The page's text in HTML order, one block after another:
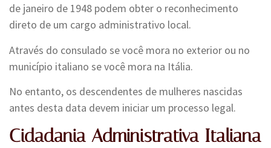
de janeiro de 1948 podem obter o reconhecimento
direto de um cargo administrativo local.
Através do consulado se você mora no exterior ou no
município italiano se você mora na Itália.
No entanto, os descendentes de mulheres nascidas
antes desta data devem iniciar um processo legal.
Cidadania Administrativa Italiana